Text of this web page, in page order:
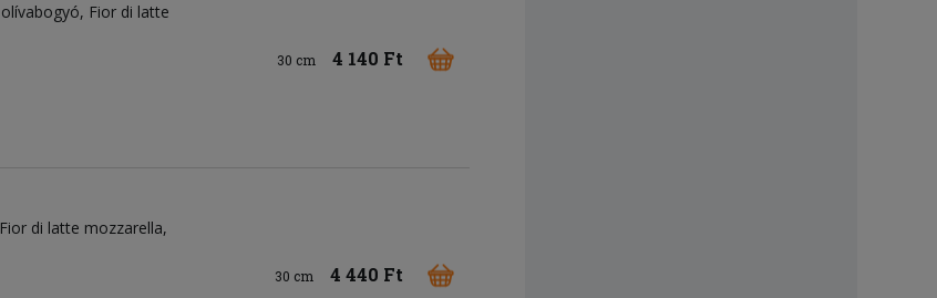
olívabogyó Fior di latte
30 cm 4 140 Ft
Fior di latte mozzarella
30 cm 4 440 Ft